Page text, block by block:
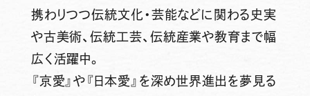
携わりつつ伝統文化・芸能などに関わる史実
や古美術、伝統工芸、伝統産業や教育まで幅
広く活躍中。
『京愛』や『日本愛』を深め世界進出を夢見る